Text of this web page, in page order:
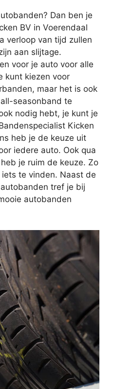
Dan ben je
BV in Voerendaal
verloop van tijd zullen
aan slijtage.
voor je auto voor alle
kunt kiezen voor
maar het is ook
seasonband te
nodig hebt, je kunt je
Kicken
heb je de keuze uit
iedere auto. Ook qua
je ruim de keuze. Zo
te vinden. Naast de
tref je bij
autobanden